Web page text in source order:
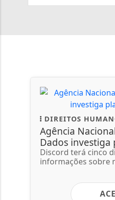
DIREITOS
Agência
Dados
Discord terá cinco
informações sobre